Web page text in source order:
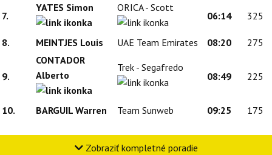
7.
YATES Simon ORICA - Scott
06:14 325
8. MEINTJES Louis UAE Team Emirates 08:20 275
9.
CONTADOR
Alberto
Trek - Segafredo
08:49 225
10. BARGUIL Warren Team Sunweb 09:25 175
Zobraziť kompletné poradie